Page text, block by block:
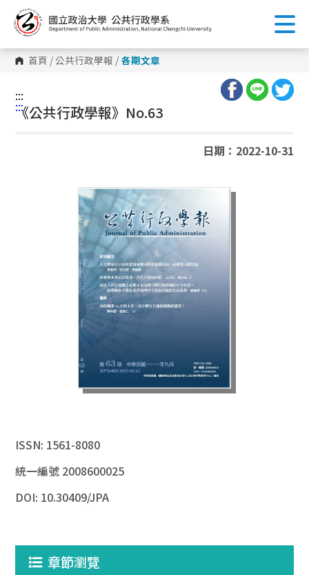
到
主
內
容 首頁 /公共行政學報 / 各期文章
:::
:::
《公共行政學報》No.63
日期：2022-10-31
ISSN: 1561-8080
統一編號 2008600025
DOI: 10.30409/JPA
章節瀏覽